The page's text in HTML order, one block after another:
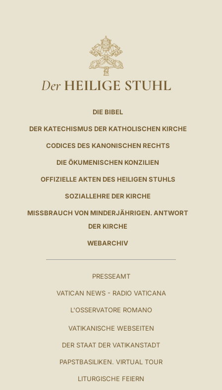
Der HEILIGE STUHL
DIE BIBEL
DER KATECHISMUS DER KATHOLISCHEN KIRCHE
CODICES DES KANONISCHEN RECHTS
DIE ÖKUMENISCHEN KONZILIEN
OFFIZIELLE AKTEN DES HEILIGEN STUHLS
SOZIALLEHRE DER KIRCHE
MISSBRAUCH VON MINDERJÄHRIGEN. ANTWORT
DER KIRCHE
WEBARCHIV
PRESSEAMT
VATICAN NEWS - RADIO VATICANA
L'OSSERVATORE ROMANO
VATIKANISCHE WEBSEITEN
DER STAAT DER VATIKANSTADT
PAPSTBASILIKEN. VIRTUAL TOUR
LITURGISCHE FEIERN